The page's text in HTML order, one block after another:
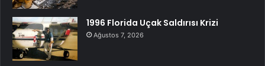
1996 Florida Uçak Saldırısı Krizi
Ağustos 7, 2026